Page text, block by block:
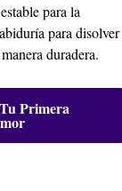
para la
para disolver
duradera.
Primera